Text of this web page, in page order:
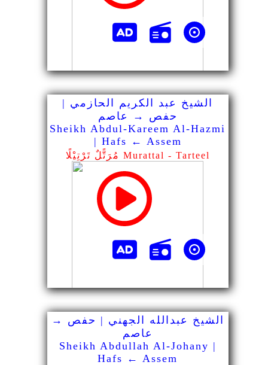
الشيخ عبد الكريم الحازمي |
حفص → عاصم
Sheikh Abdul-Kareem Al-Hazmi
| Hafs ← Assem
مُرَتًّلٌ تَرْتِيْلًا Murattal - Tarteel
الشيخ عبدالله الجهني | حفص →
عاصم
Sheikh Abdullah Al-Johany |
Hafs ← Assem